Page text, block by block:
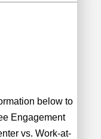
below to
Engagement
vs. Work-at-